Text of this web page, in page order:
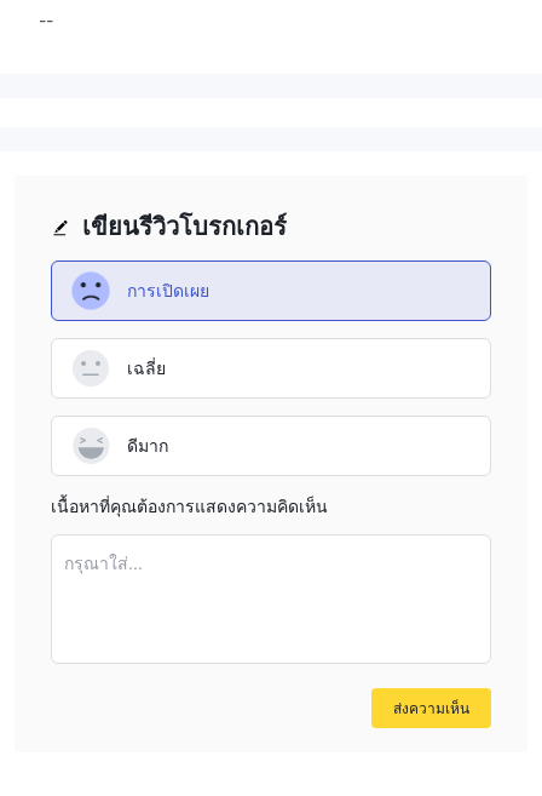
--
เขียนรีวิวโบรกเกอร์
การเปิดเผย
เฉลี่ย
ดีมาก
เนื้อหาที่คุณต้องการแสดงความคิดเห็น
กรุณาใส่...
ส่งความเห็น